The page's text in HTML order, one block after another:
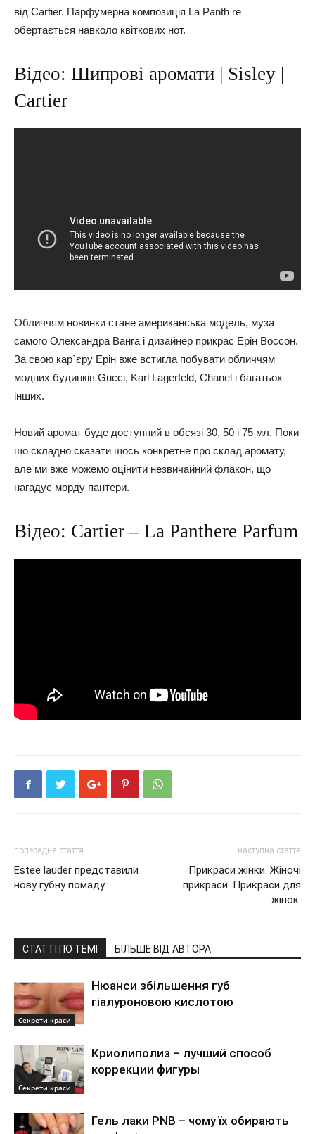
від Cartier. Парфумерна композиція La Panth re
обертається навколо квіткових нот.
Відео: Шипрові аромати | Sisley |
Cartier
Обличчям новинки стане американська модель, муза
самого Олександра Ванга і дизайнер прикрас Ерін Воссон.
За свою кар`єру Ерін вже встигла побувати обличчям
модних будинків Gucci, Karl Lagerfeld, Chanel і багатьох
інших.
Новий аромат буде доступний в обсязі 30, 50 і 75 мл. Поки
що складно сказати щось конкретне про склад аромату,
але ми вже можемо оцінити незвичайний флакон, що
нагадує морду пантери.
Відео: Cartier – La Panthere Parfum
попередня стаття
Estee lauder представили
нову губну помаду
наступна стаття
Прикраси жінки. Жіночі
прикраси. Прикраси для
жінок.
СТАТТІ ПО ТЕМІ БІЛЬШЕ ВІД АВТОРА
Секрети краси
Нюанси збільшення губ
гіалуроновою кислотою
Секрети краси
Криолиполиз – лучший способ
коррекции фигуры
Гель лаки PNB – чому їх обирають